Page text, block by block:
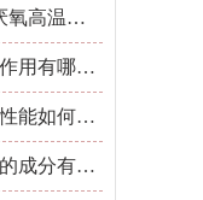
百科]
氧高温密
用有哪
水百晓生
能如何？
？[百乐粘
成分有哪